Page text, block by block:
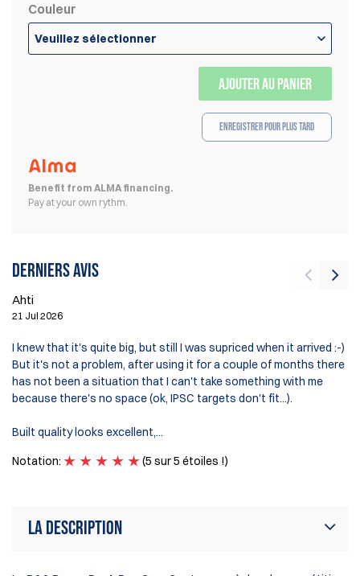
Couleur
Veuillez sélectionner
AJOUTER AU PANIER
Enregistrer pour plus tard
Benefit from ALMA financing.
Pay at your own rythm.
Derniers avis
Ahti
21 Jul 2026
I knew that it's quite big, but still I was supriced when it arrived :-)
But it's not a problem, after using it for a couple of months there
has not been a situation that I can't take something with me
because there's no space (ok, IPSC targets don't fit...).
Built quality looks excellent,...
Notation:
(5 sur 5 étoiles !)
La description